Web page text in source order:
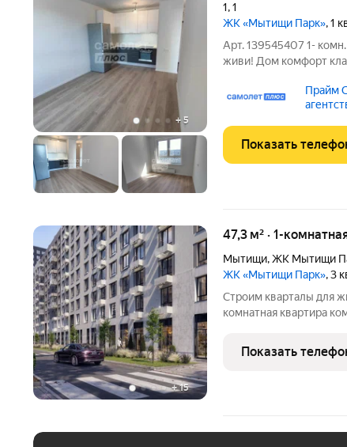
+ 5
1,1
ЖК «Мытищи Парк», 1
Арт. 139545407 1-
живи! Дом комфорт
застройщика: - на полу
Прайм
Показать
+15
47,3 м² · 1-
Мытищи,ЖК Мытищи
ЖК «Мытищи Парк», 3
Строим кварталы для
комнатная квартира
"Мытищи Парк".Квартиру в комплексе
отделкой,
Показать